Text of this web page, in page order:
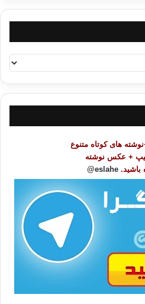
های کوتاه متنوع
+ عکس نوشته
باشید. eslahe@